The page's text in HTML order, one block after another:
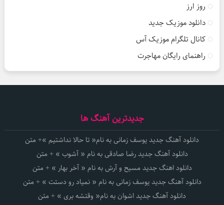
روز ارز
دانلود موزیک جدید
کانال تلگرام موزیک آس
راهنمای رایگان مهاجرت
جدیدترین آهنگ ها
دانلود آهنگ جدید یوسف زمانی به نام« تا حالا نداشتیم »+ متن
دانلود آهنگ جدید رضا صادقی به نام « آشوب » + متن
دانلود اهنگ جدید مسیح و آرش به نام « آخر بهار » + متن
دانلود آهنگ جدید یوسف زمانی به نام « نمیاد رو دستت » + متن
دانلود آهنگ جدید اشوان به نام« وقتشه بری » + متن